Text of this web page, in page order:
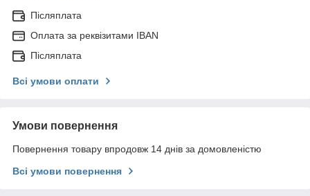
Післяплата
Оплата за реквізитами IBAN
Післяплата
Всі умови оплати
Умови повернення
Повернення товару впродовж 14 днів за домовленістю
Всі умови повернення